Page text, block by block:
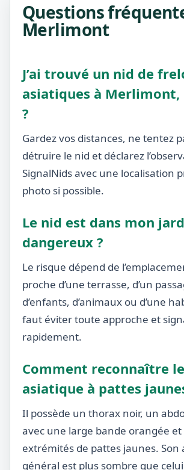
Questions
Merlimont
J’ai trouvé un nid de
asiatiques à Merlimont,
?
Gardez vos distances, ne tentez
détruire le nid et déclarez
SignalNids avec une localisation
photo si possible.
Le nid est dans mon
dangereux ?
Le risque dépend de
proche d’une terrasse, d’un
d’enfants, d’animaux ou d’une
faut éviter toute approche et
rapidement.
Comment reconnaître
asiatique à pattes
Il possède un thorax noir, un
avec une large bande orangée et
extrémités de pattes jaunes. Son
général est plus sombre que